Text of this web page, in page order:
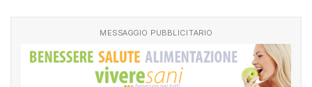
MESSAGGIO PUBBLICITARIO